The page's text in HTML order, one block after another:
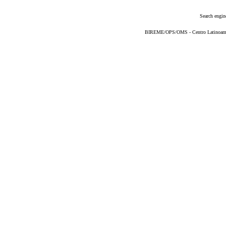
Search
BIREME/OPS/OMS - Centro